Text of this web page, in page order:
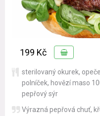
199 Kč
sterilovaný okurek,
polníček, hovězí maso
pepřový sýr
Výrazná pepřová chuť,